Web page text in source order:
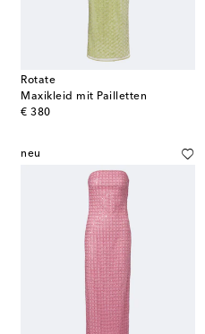
Rotate
Maxikleid mit Pailletten
€ 380
original price
neu